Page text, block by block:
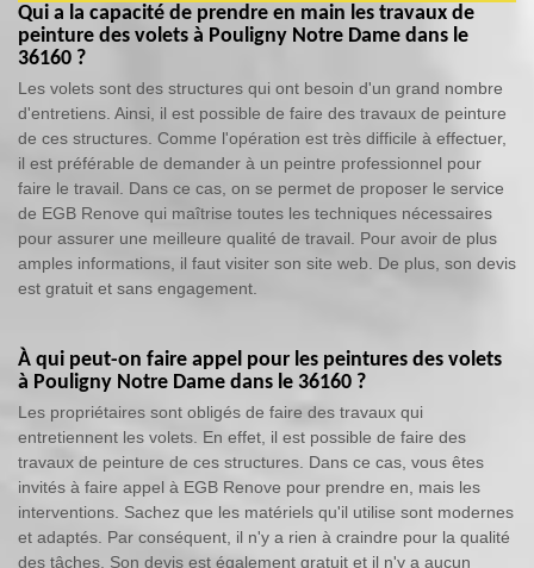
Qui a la capacité de prendre en main les travaux de
peinture des volets à Pouligny Notre Dame dans le
36160 ?
Les volets sont des structures qui ont besoin d'un grand nombre
d'entretiens. Ainsi, il est possible de faire des travaux de peinture
de ces structures. Comme l'opération est très difficile à effectuer,
il est préférable de demander à un peintre professionnel pour
faire le travail. Dans ce cas, on se permet de proposer le service
de EGB Renove qui maîtrise toutes les techniques nécessaires
pour assurer une meilleure qualité de travail. Pour avoir de plus
amples informations, il faut visiter son site web. De plus, son devis
est gratuit et sans engagement.
À qui peut-on faire appel pour les peintures des volets
à Pouligny Notre Dame dans le 36160 ?
Les propriétaires sont obligés de faire des travaux qui
entretiennent les volets. En effet, il est possible de faire des
travaux de peinture de ces structures. Dans ce cas, vous êtes
invités à faire appel à EGB Renove pour prendre en, mais les
interventions. Sachez que les matériels qu'il utilise sont modernes
et adaptés. Par conséquent, il n'y a rien à craindre pour la qualité
des tâches. Son devis est également gratuit et il n'y a aucun